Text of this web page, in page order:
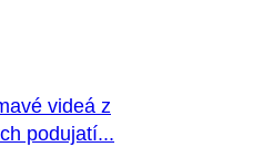
videá z
podujatí...